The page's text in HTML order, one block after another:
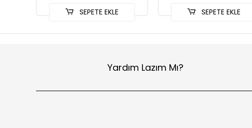
SEPETE EKLE SEPETE EKLE
Yardım Lazım Mı?